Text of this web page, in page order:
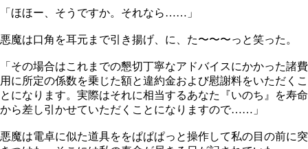
「ほほー、そうですか。それなら……」
悪魔は口角を耳元まで引き揚げ、に、た〜〜〜っと笑った。
「その場合はこれまでの懇切丁寧なアドバイスにかかった諸費
用に所定の係数を乗じた額と違約金および慰謝料をいただくこ
とになります。実際はそれに相当するあなた『いのち』を寿命
から差し引かせていただくことになりますので……」
悪魔は電卓に似た道具ををぱぱぱっと操作して私の目の前に突